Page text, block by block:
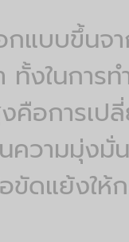
แบบขึ้นจ
งในการท
คือการเป
ความมุ่งมั่
ขัดแย้งให้